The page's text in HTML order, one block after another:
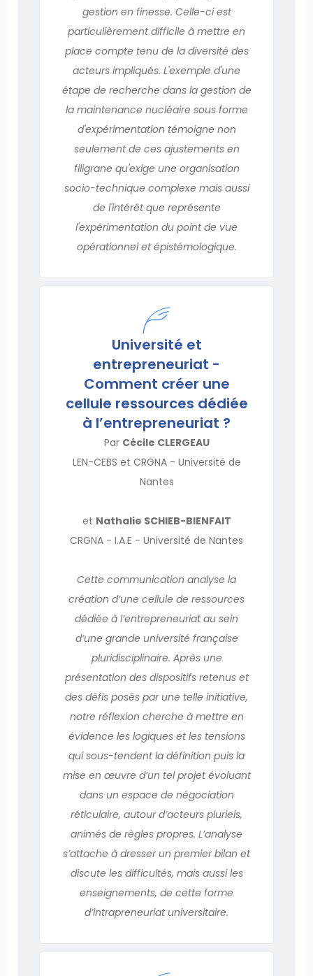
gestion en finesse. Celle-ci est
particulièrement difficile à mettre en
place compte tenu de la diversité des
acteurs impliqués. L'exemple d'une
étape de recherche dans la gestion de
la maintenance nucléaire sous forme
d'expérimentation témoigne non
seulement de ces ajustements en
filigrane qu'exige une organisation
socio-technique complexe mais aussi
de l'intérêt que représente
l'expérimentation du point de vue
opérationnel et épistémologique.
Université et
entrepreneuriat -
Comment créer une
cellule ressources dédiée
à l’entrepreneuriat ?
Par Cécile CLERGEAU
LEN-CEBS et CRGNA - Université de
Nantes
et Nathalie SCHIEB-BIENFAIT
CRGNA - I.A.E - Université de Nantes
Cette communication analyse la
création d’une cellule de ressources
dédiée à l’entrepreneuriat au sein
d’une grande université française
pluridisciplinaire. Après une
présentation des dispositifs retenus et
des défis posés par une telle initiative,
notre réflexion cherche à mettre en
évidence les logiques et les tensions
qui sous-tendent la définition puis la
mise en œuvre d’un tel projet évoluant
dans un espace de négociation
réticulaire, autour d’acteurs pluriels,
animés de règles propres. L’analyse
s’attache à dresser un premier bilan et
discute les difficultés, mais aussi les
enseignements, de cette forme
d’intrapreneuriat universitaire.